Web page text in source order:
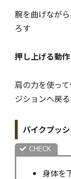
腕を曲げなが
ろす
押し上げる動作
肩の力を使っ
ジションへ戻る
パイクプッ
身体を